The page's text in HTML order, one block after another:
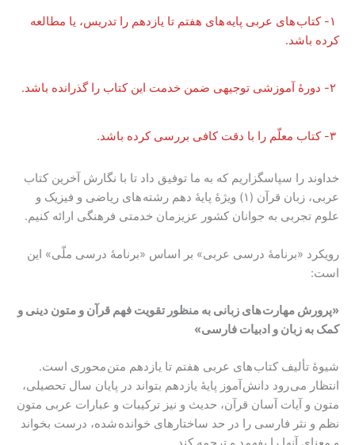
۱- کتاب های عربی پایه های هفتم تا یازدهم را تدریس، یا مطالعه
کرده باشد.
خداوند را سپاسگزاریم که به ما توفیق داد تا با نگارش آخرین کتاب
عربی، زبان قرآن (۱) ویژۀ پایۀ دهم رشته های ریاضی و فیزیک و
علوم تجربی به جوانان کشور عزیزمان خدمتی فرهنگی ارائه کنیم.
رویکرد «برنامۀ درسی عربی» بر اساس «برنامۀ درسی ملّی» این
است:
«پرورش مهارت های زبانی به منظور تقویت فهم قرآن و متون دینی و
کمک به زبان و ادبیات فارسی»
شیوۀ تألیف کتاب های عربی هفتم تا یازدهم متن محوری است.
انتظار می رود دانش آموز پایۀ یازدهم بتواند در پایان سال تحصیلی،
متون و آیات آسان قرآن، حدیث و نیز ترکیبات و عبارات عربی متون
نظم و نثر فارسی را در حد ساختارهای خوانده شده، درست بخواند